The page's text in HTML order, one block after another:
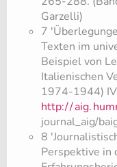
Garzelli)
7
Texten im
Beispiel von
Italienischen
1974-1944)
http://aig.
journal_aig/
8
Perspektive in